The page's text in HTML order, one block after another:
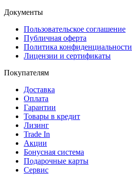
Документы
Пользовательское соглашение
Публичная оферта
Политика конфиденциальности
Лицензии и сертификаты
Покупателям
Доставка
Оплата
Гарантии
Товары в кредит
Лизинг
Trade In
Акции
Бонусная система
Подарочные карты
Сервис